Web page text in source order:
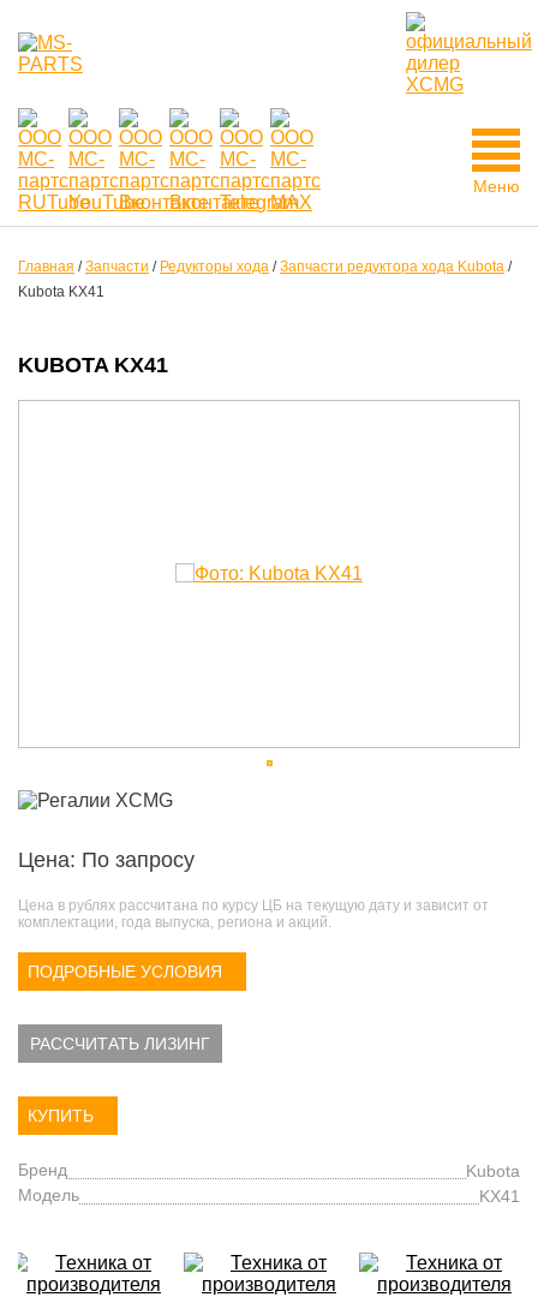
Меню
Главная /Запчасти / Редукторы хода /Запчасти редуктора хода Kubota /
Kubota KX41
KUBOTA KX41
Цена: По запросу
Цена в рублях рассчитана по курсу ЦБ на текущую дату и зависит от
комплектации, года выпуска, региона и акций.
ПОДРОБНЫЕ УСЛОВИЯ
РАССЧИТАТЬ ЛИЗИНГ
КУПИТЬ
Бренд
Kubota
Модель
KX41